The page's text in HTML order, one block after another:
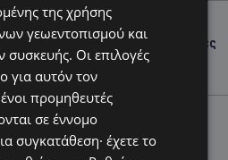
Πάνω από 8.000 υπογραφές
– Ζητούν γραπτή
Ξανανοίγει η πισίνα του
για κατοίκους και
της χρήσης
γεωεντοπισμού και
συσκευής. Οι επιλογές
για αυτόν τον
προμηθευτές
σε έννομο
συγκατάθεση· έχετε το